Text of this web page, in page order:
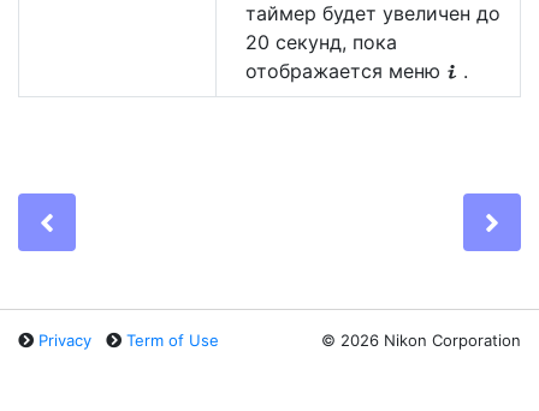
таймер будет увеличен до
20 секунд, пока
отображается меню i .
Privacy Term of Use © 2026 Nikon Corporation